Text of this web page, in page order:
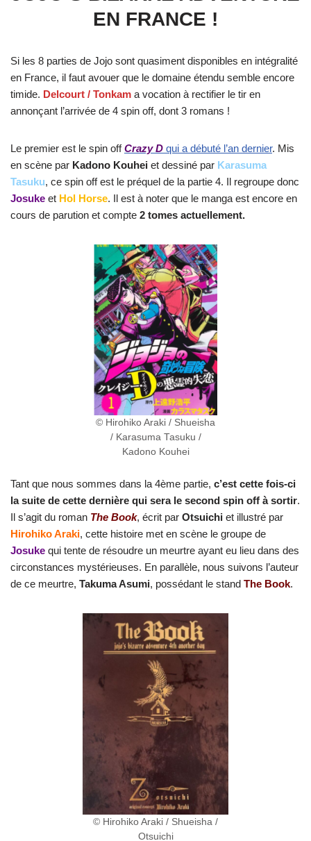
EN FRANCE !
Si les 8 parties de Jojo sont quasiment disponibles en intégralité
en France, il faut avouer que le domaine étendu semble encore
timide. Delcourt / Tonkam a vocation à rectifier le tir en
annonçant l’arrivée de 4 spin off, dont 3 romans !
Le premier est le spin off Crazy D qui a débuté l’an dernier. Mis
en scène par Kadono Kouhei et dessiné par Karasuma
Tasuku, ce spin off est le préquel de la partie 4. Il regroupe donc
Josuke et Hol Horse. Il est à noter que le manga est encore en
cours de parution et compte 2 tomes actuellement.
© Hirohiko Araki / Shueisha
/ Karasuma Tasuku /
Kadono Kouhei
Tant que nous sommes dans la 4ème partie, c’est cette fois-ci
la suite de cette dernière qui sera le second spin off à sortir.
Il s’agit du roman The Book, écrit par Otsuichi et illustré par
Hirohiko Araki, cette histoire met en scène le groupe de
Josuke qui tente de résoudre un meurtre ayant eu lieu dans des
circonstances mystérieuses. En parallèle, nous suivons l’auteur
de ce meurtre, Takuma Asumi, possédant le stand The Book.
© Hirohiko Araki / Shueisha /
Otsuichi